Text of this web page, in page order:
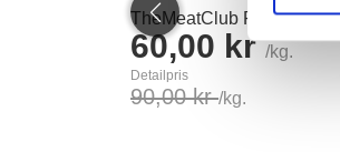
TheMeatClub Pris
60,00 kr/kg.
Detailpris
90,00 kr/kg.